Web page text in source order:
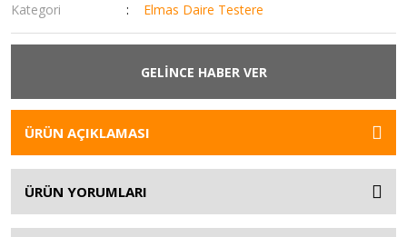
Kategori Elmas Daire Testere
GELİNCE HABER VER
ÜRÜN AÇIKLAMASI
ÜRÜN YORUMLARI